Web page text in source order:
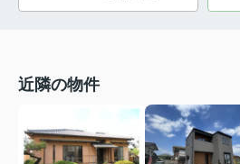
近隣の物件